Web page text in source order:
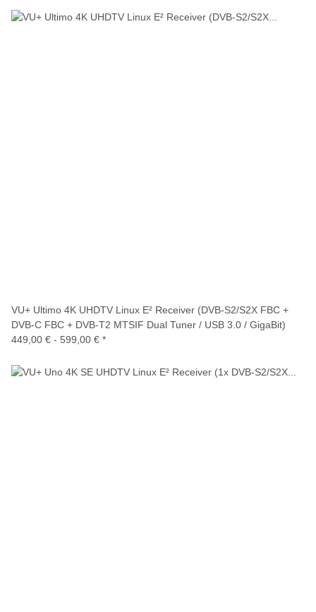
VU+ Ultimo 4K UHDTV Linux E² Receiver (DVB-S2/S2X FBC +
DVB-C FBC + DVB-T2 MTSIF Dual Tuner / USB 3.0 / GigaBit)
449,00 € - 599,00 € *